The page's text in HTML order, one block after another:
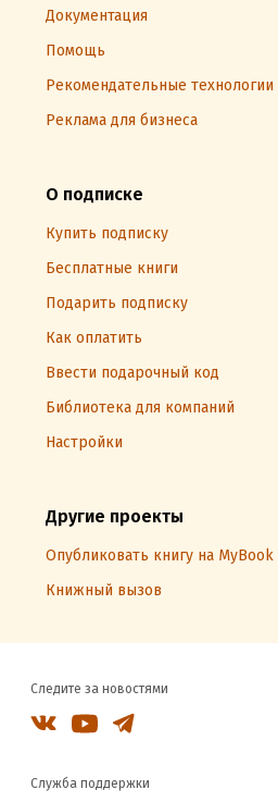
Документация
Помощь
Рекомендательные технологии
Реклама для бизнеса
О подписке
Купить подписку
Бесплатные книги
Подарить подписку
Как оплатить
Ввести подарочный код
Библиотека для компаний
Настройки
Другие проекты
Опубликовать книгу на
Книжный вызов
Следите за новостями
Служба поддержки